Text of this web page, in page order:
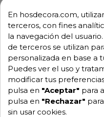
976 25 59 91
Pide tu
En hosdecora.com,
terceros, con fines
la navegación del
de terceros se utilizan
personalizada en base a
Puedes ver el uso y
modificar tus
pulsa en "Aceptar" para
pulsa en "Rechazar"
sin usar cookies.